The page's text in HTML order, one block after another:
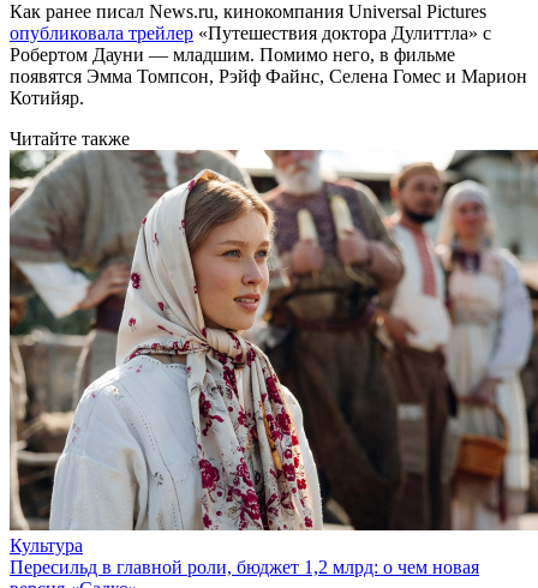
Как ранее писал News.ru, кинокомпания Universal Pictures
опубликовала трейлер «Путешествия доктора Дулиттла» с
Робертом Дауни — младшим. Помимо него, в фильме
появятся Эмма Томпсон, Рэйф Файнс, Селена Гомес и Марион
Котийяр.
Читайте также
Культура
Пересильд в главной роли, бюджет 1,2 млрд: о чем новая